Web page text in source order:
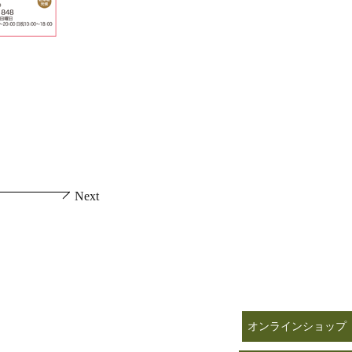
Next
オンラインショップ